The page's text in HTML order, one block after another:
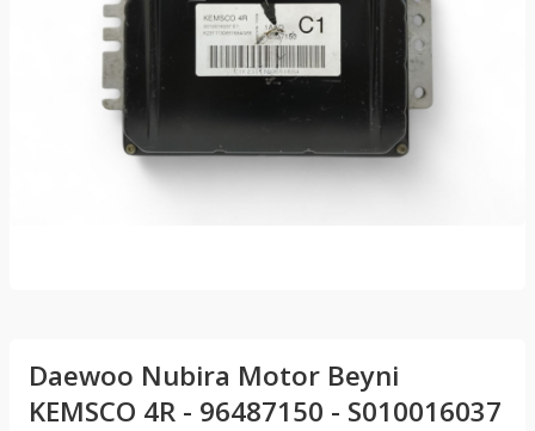
Daewoo Nubira Motor Beyni
KEMSCO 4R - 96487150 - S010016037